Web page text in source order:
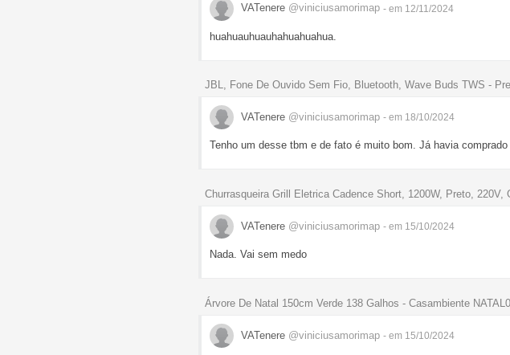
VATenere @viniciusamorimap - em 12/11/2024
huahuauhuauhahuahuahua.
JBL, Fone De Ouvido Sem Fio, Bluetooth, Wave Buds TWS -
VATenere @viniciusamorimap - em 18/10/2024
Tenho um desse tbm e de fato é muito bom. Já havia
Churrasqueira Grill Eletrica Cadence Short, 1200W, Preto, 220V,
VATenere @viniciusamorimap - em 15/10/2024
Nada. Vai sem medo
Árvore De Natal 150cm Verde 138 Galhos - Casambiente
VATenere @viniciusamorimap - em 15/10/2024